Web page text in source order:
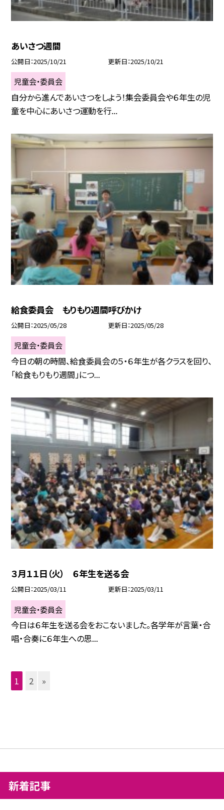
あいさつ週間
公開日 2025/10/21 更新日 2025/10/21
児童会・委員会
自分から進んであいさつをしよう！集会委員会や６年生の児
童を中心にあいさつ運動を行...
給食委員会 もりもり週間呼びかけ
公開日 2025/05/28 更新日 2025/05/28
児童会・委員会
今日の朝の時間、給食委員会の５・６年生が各クラスを回り、
「給食もりもり週間」につ...
３月１１日（火） ６年生を送る会
公開日 2025/03/11 更新日 2025/03/11
児童会・委員会
今日は６年生を送る会をおこないました。各学年が言葉・合
唱・合奏に６年生への思...
1 2 »
新着記事